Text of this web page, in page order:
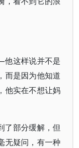
这样说并不是
而是因为他知道
他实在不想让妈
了部分缓解，但
无疑问，有一种